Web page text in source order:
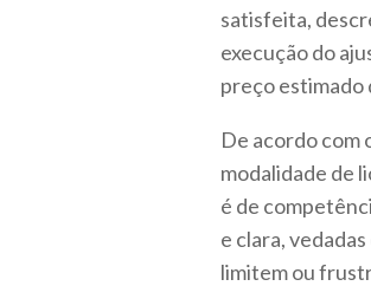
satisfeita,
execução do
preço
De acordo com
modalidade de
é de
e clara,
limitem ou